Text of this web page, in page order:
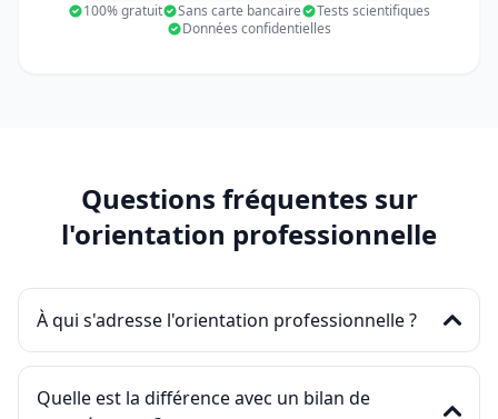
100% gratuit Sans carte bancaire
Tests scientifiques
Données confidentielles
Questions fréquentes sur
l'orientation professionnelle
À qui s'adresse l'orientation professionnelle ?
Quelle est la différence avec un bilan de